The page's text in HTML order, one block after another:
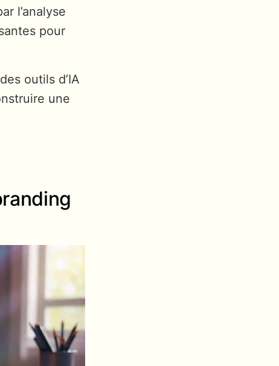
l’analyse
pour
outils d’IA
une